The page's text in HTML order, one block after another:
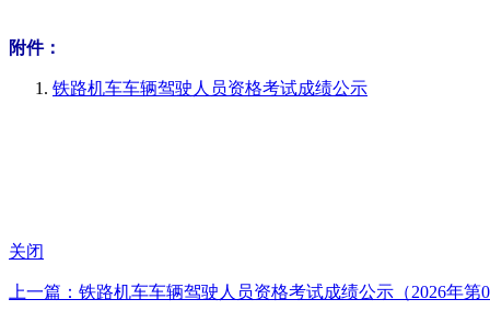
附件：
铁路机车车辆驾驶人员资格考试成绩公示
关闭
上一篇：铁路机车车辆驾驶人员资格考试成绩公示（2026年第